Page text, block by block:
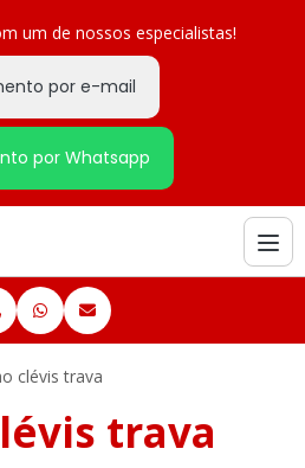
um de nossos especialistas!
por e-mail
por Whatsapp
clévis trava
trava